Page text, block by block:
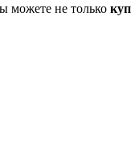
не только